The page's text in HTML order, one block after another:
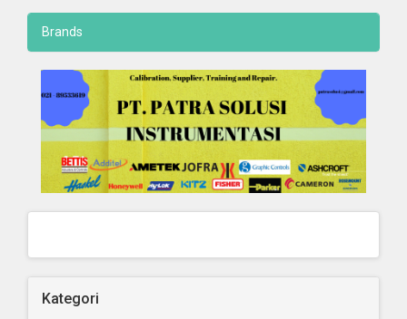
Brands
Kategori